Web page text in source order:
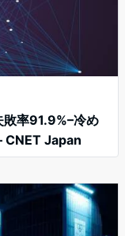
敗率91.9%–冷め
CNET Japan